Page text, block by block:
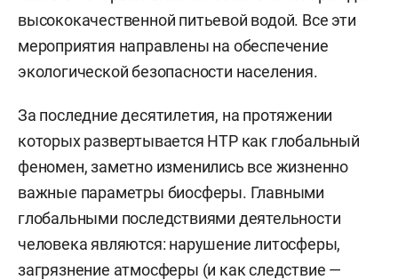
высококачественной питьевой водой. Все эти
мероприятия направлены на обеспечение
экологической безопасности населения.
За последние десятилетия, на протяжении
которых развертывается НТР как глобальный
феномен, заметно изменились все жизненно
важные параметры биосферы. Главными
глобальными последствиями деятельности
человека являются: нарушение литосферы,
загрязнение атмосферы (и как следствие —